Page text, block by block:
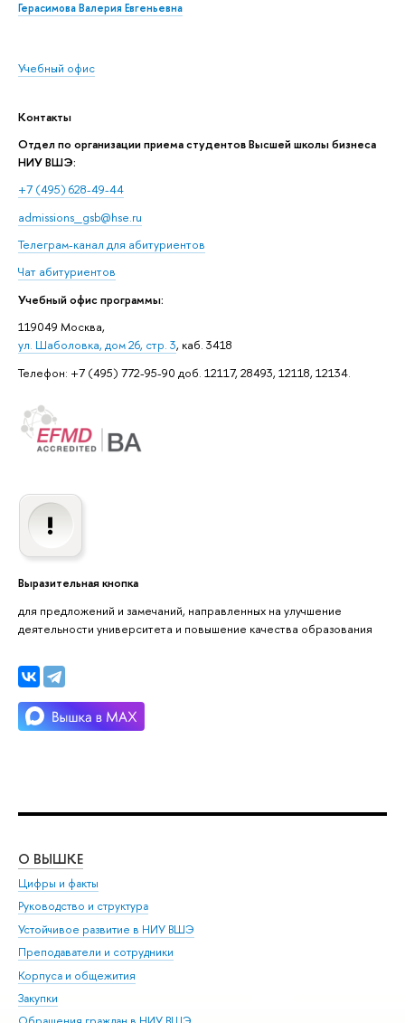
Герасимова Валерия Евгеньевна
Учебный офис
Контакты
Отдел по организации приема студентов Высшей школы бизнеса
НИУ ВШЭ:
+7 (495) 628-49-44
admissions_gsb@hse.ru
Телеграм-канал для абитуриентов
Чат абитуриентов
Учебный офис программы:
119049 Москва,
ул. Шаболовка, дом 26, стр. 3, каб. 3418
Телефон: +7 (495) 772-95-90 доб. 12117, 28493, 12118, 12134.
Выразительная кнопка
для предложений и замечаний, направленных на улучшение
деятельности университета и повышение качества образования
О ВЫШКЕ
Цифры и факты
Руководство и структура
Устойчивое развитие в НИУ ВШЭ
Преподаватели и сотрудники
Корпуса и общежития
Закупки